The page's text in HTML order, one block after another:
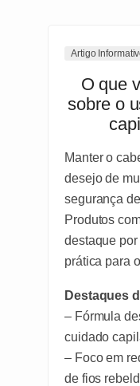
Artigo
O que
sobre o
Manter o
desejo de
segurança
Produtos
destaque
prática para
Destaques
– Fórmula
cuidado
– Foco em
de fios